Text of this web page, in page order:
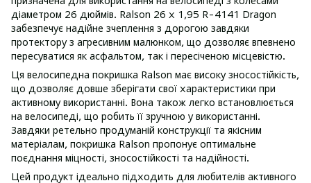
діаметром 26 дюймів. Ralson 26 x 1,95 R-4141 Dragon
забезпечує надійне зчеплення з дорогою завдяки
протектору з агресивним малюнком, що дозволяє впевнено
пересуватися як асфальтом, так і пересіченою місцевістю.
Ця велосипедна покришка Ralson має високу зносостійкість,
що дозволяє довше зберігати свої характеристики при
активному використанні. Вона також легко встановлюється
на велосипеді, що робить її зручною у використанні.
Завдяки ретельно продуманій конструкції та якісним
матеріалам, покришка Ralson пропонує оптимальне
поєднання міцності, зносостійкості та надійності.
Цей продукт ідеально підходить для любителів активного